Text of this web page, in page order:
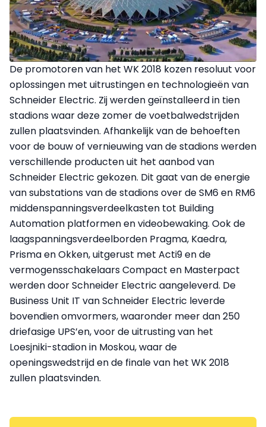
De promotoren van het WK 2018 kozen resoluut voor
oplossingen met uitrustingen en technologieën van
Schneider Electric. Zij werden geïnstalleerd in tien
stadions waar deze zomer de voetbalwedstrijden
zullen plaatsvinden. Afhankelijk van de behoeften
voor de bouw of vernieuwing van de stadions werden
verschillende producten uit het aanbod van
Schneider Electric gekozen. Dit gaat van de energie
van substations van de stadions over de SM6 en RM6
middenspanningsverdeelkasten tot Building
Automation platformen en videobewaking. Ook de
laagspanningsverdeelborden Pragma, Kaedra,
Prisma en Okken, uitgerust met Acti9 en de
vermogensschakelaars Compact en Masterpact
werden door Schneider Electric aangeleverd. De
Business Unit IT van Schneider Electric leverde
bovendien omvormers, waaronder meer dan 250
driefasige UPS’en, voor de uitrusting van het
Loesjniki-stadion in Moskou, waar de
openingswedstrijd en de finale van het WK 2018
zullen plaatsvinden.